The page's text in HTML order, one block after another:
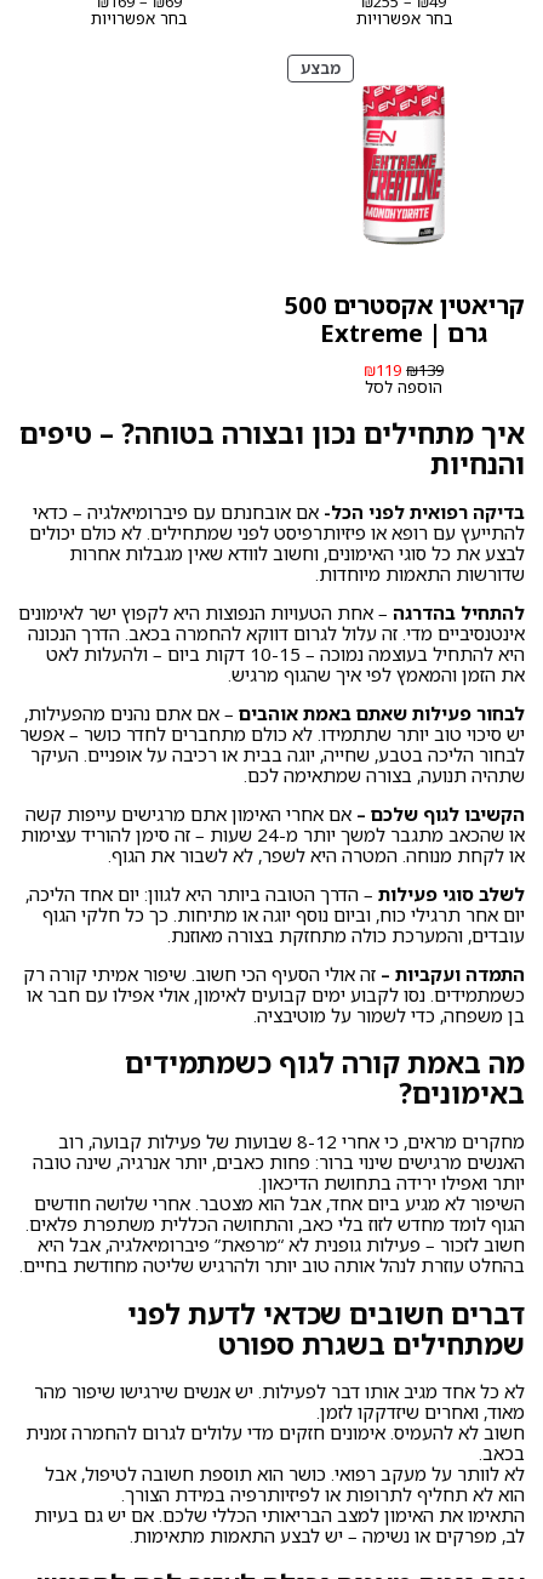
מחירים:
עד
בחר אפשרויות מחירים:בחר אפשרויות
מבצעמוצרים
במבצע
קריאטין אקסטרים 500
גרם | Extreme
₪139 המחיר
המקורי
₪139.
₪119 המחיר
הנוכחיהוספה לסל
איך מתחילים נכון ובצורה בטוחה? – טיפים
והנחיות
בדיקה רפואית לפני הכל- אם אובחנתם עם פיברומיאלגיה – כדאי
להתייעץ עם רופא או פיזיותרפיסט לפני שמתחילים. לא כולם יכולים
לבצע את כל סוגי האימונים, וחשוב לוודא שאין מגבלות אחרות
שדורשות התאמות מיוחדות.
להתחיל בהדרגה – אחת הטעויות הנפוצות היא לקפוץ ישר לאימונים
אינטנסיביים מדי. זה עלול לגרום דווקא להחמרה בכאב. הדרך הנכונה
היא להתחיל בעוצמה נמוכה – 10-15 דקות ביום – ולהעלות לאט
את הזמן והמאמץ לפי איך שהגוף מרגיש.
לבחור פעילות שאתם באמת אוהבים – אם אתם נהנים מהפעילות,
יש סיכוי טוב יותר שתתמידו. לא כולם מתחברים לחדר כושר – אפשר
לבחור הליכה בטבע, שחייה, יוגה בבית או רכיבה על אופניים. העיקר
שתהיה תנועה, בצורה שמתאימה לכם.
הקשיבו לגוף שלכם – אם אחרי האימון אתם מרגישים עייפות קשה
או שהכאב מתגבר למשך יותר מ-24 שעות – זה סימן להוריד עצימות
או לקחת מנוחה. המטרה היא לשפר, לא לשבור את הגוף.
לשלב סוגי פעילות – הדרך הטובה ביותר היא לגוון: יום אחד הליכה,
יום אחר תרגילי כוח, וביום נוסף יוגה או מתיחות. כך כל חלקי הגוף
עובדים, והמערכת כולה מתחזקת בצורה מאוזנת.
התמדה ועקביות – זה אולי הסעיף הכי חשוב. שיפור אמיתי קורה רק
כשמתמידים. נסו לקבוע ימים קבועים לאימון, אולי אפילו עם חבר או
בן משפחה, כדי לשמור על מוטיבציה.
מה באמת קורה לגוף כשמתמידים
באימונים?
מחקרים מראים, כי אחרי 8-12 שבועות של פעילות קבועה, רוב
האנשים מרגישים שינוי ברור: פחות כאבים, יותר אנרגיה, שינה טובה
יותר ואפילו ירידה בתחושת הדיכאון.
השיפור לא מגיע ביום אחד, אבל הוא מצטבר. אחרי שלושה חודשים
הגוף לומד מחדש לזוז בלי כאב, והתחושה הכללית משתפרת פלאים.
חשוב לזכור – פעילות גופנית לא “מרפאת” פיברומיאלגיה, אבל היא
בהחלט עוזרת לנהל אותה טוב יותר ולהרגיש שליטה מחודשת בחיים.
דברים חשובים שכדאי לדעת לפני
שמתחילים בשגרת ספורט
לא כל אחד מגיב אותו דבר לפעילות. יש אנשים שירגישו שיפור מהר
מאוד, ואחרים שיזדקקו לזמן.
חשוב לא להעמיס. אימונים חזקים מדי עלולים לגרום להחמרה זמנית
בכאב.
לא לוותר על מעקב רפואי. כושר הוא תוספת חשובה לטיפול, אבל
הוא לא תחליף לתרופות או לפיזיותרפיה במידת הצורך.
התאימו את האימון למצב הבריאותי הכללי שלכם. אם יש גם בעיות
לב, מפרקים או נשימה – יש לבצע התאמות מתאימות.